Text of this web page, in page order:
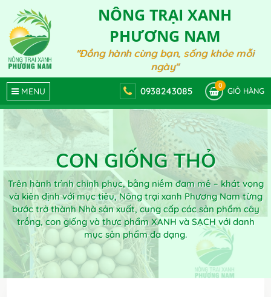
NÔNG TRẠI XANH
PHƯƠNG NAM
"Đồng hành cùng bạn, sống khỏe mỗi
ngày"
MENU 0938243085
0
GIỎ HÀNG
CON GIỐNG THỎ
Trên hành trình chinh phục, bằng niềm đam mê – khát vọng
và kiên định với mục tiêu, Nông trại xanh Phương Nam từng
bước trở thành Nhà sản xuất, cung cấp các sản phẩm cây
trồng, con giống và thực phẩm XANH và SẠCH với danh
mục sản phẩm đa dạng.